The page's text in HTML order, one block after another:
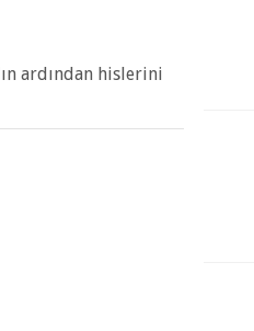
ardından hislerini